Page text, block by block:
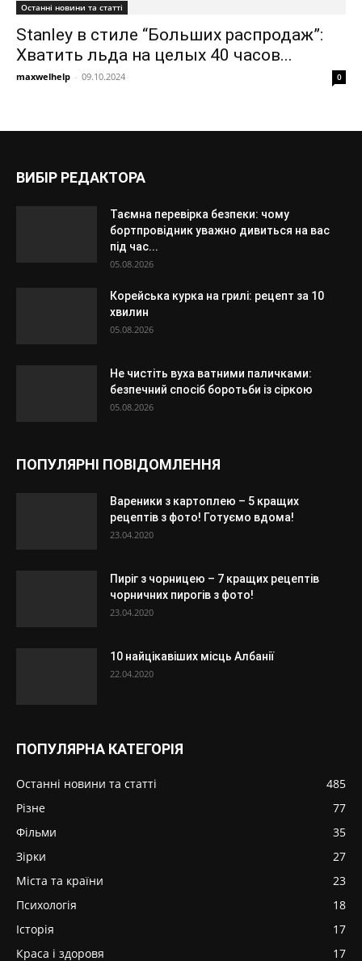
Останні новини та статті
Stanley в стиле “Больших распродаж”:
Хватить льда на целых 40 часов...
maxwelhelp - 09.10.2024 0
ВИБІР РЕДАКТОРА
Таємна перевірка безпеки: чому
бортпровідник уважно дивиться на вас
під час...
05.08.2026
Корейська курка на грилі: рецепт за 10
хвилин
05.08.2026
Не чистіть вуха ватними паличками:
безпечний спосіб боротьби із сіркою
05.08.2026
ПОПУЛЯРНІ ПОВІДОМЛЕННЯ
Вареники з картоплею – 5 кращих
рецептів з фото! Готуємо вдома!
23.04.2020
Пиріг з чорницею – 7 кращих рецептів
чорничних пирогів з фото!
23.04.2020
10 найцікавіших місць Албанії
22.04.2020
ПОПУЛЯРНА КАТЕГОРІЯ
Останні новини та статті
485
Різне
77
Фільми
35
Зірки
27
Міста та країни
23
Психологія
18
Історія
17
Краса і здоровя
17